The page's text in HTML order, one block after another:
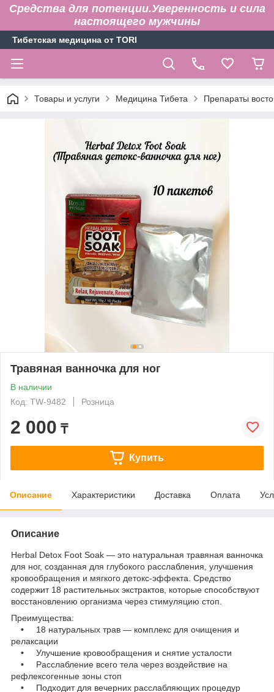
Средства для потенции.Уверенность и сила
настоящего мужчины
Тибетская медицина от TORI
Товары и услуги Медицина Тибета Препараты
Травяная ванночка для ног
В наличии
Код: TW-9482
Розница
2 000 ₸
Купить
Описание Характеристики Доставка Оплата
Описание
Herbal Detox Foot Soak — это натуральная травяная ванночка
для ног, созданная для глубокого расслабления, улучшения
кровообращения и мягкого детокс-эффекта. Средство
содержит 18 растительных экстрактов, которые способствуют
восстановлению организма через стимуляцию стоп.
Преимущества:
• 18 натуральных трав — комплекс для очищения и
релаксации
• Улучшение кровообращения и снятие усталости
• Расслабление всего тела через воздействие на
рефлексогенные зоны стоп
• Подходит для вечерних расслабляющих процедур